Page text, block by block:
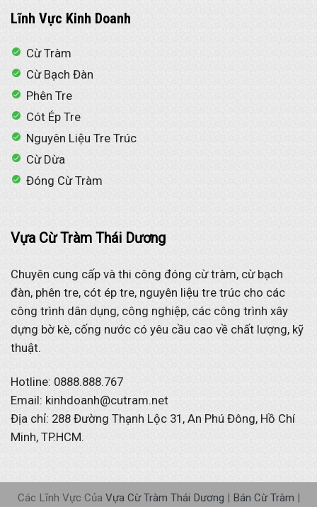
Lĩnh Vực Kinh Doanh
Cừ Tràm
Cừ Bạch Đàn
Phên Tre
Cót Ép Tre
Nguyên Liệu Tre Trúc
Cừ Dừa
Đóng Cừ Tràm
Vựa Cừ Tràm Thái Dương
Chuyên cung cấp và thi công đóng cừ tràm, cừ bạch
đàn, phên tre, cót ép tre, nguyên liệu tre trúc cho các
công trình dân dụng, công nghiệp, các công trình xây
dựng bờ kè, cống nước có yêu cầu cao về chất lượng, kỹ
thuật.
Hotline: 0888.888.767
Email: kinhdoanh@cutram.net
Địa chỉ: 288 Đường Thạnh Lộc 31, An Phú Đông, Hồ Chí
Minh, TP.HCM.
Các Lĩnh Vực Của Vựa Cừ Tràm Thái Dương Bán Cừ Tràm